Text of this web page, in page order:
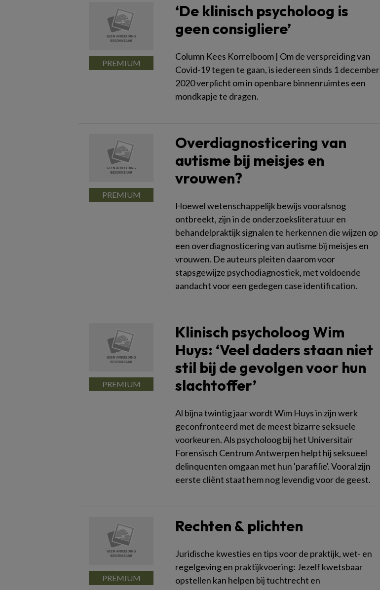
‘De klinisch psycholoog is
geen consigliere’
Column Kees Korrelboom | Om de verspreiding van
Covid-19 tegen te gaan, is iedereen sinds 1 december
2020 verplicht om in openbare binnenruimtes een
mondkapje te dragen.
Overdiagnosticering van
autisme bij meisjes en
vrouwen?
Hoewel wetenschappelijk bewijs vooralsnog
ontbreekt, zijn in de onderzoeksliteratuur en
behandelpraktijk signalen te herkennen die wijzen op
een overdiagnosticering van autisme bij meisjes en
vrouwen. De auteurs pleiten daarom voor
stapsgewijze psychodiagnostiek, met voldoende
aandacht voor een gedegen case identification.
Klinisch psycholoog Wim
Huys: ‘Veel daders staan niet
stil bij de gevolgen voor hun
slachtoffer’
Al bijna twintig jaar wordt Wim Huys in zijn werk
geconfronteerd met de meest bizarre seksuele
voorkeuren. Als psycholoog bij het Universitair
Forensisch Centrum Antwerpen helpt hij seksueel
delinquenten omgaan met hun 'parafilie'. Vooral zijn
eerste cliënt staat hem nog levendig voor de geest.
Rechten & plichten
Juridische kwesties en tips voor de praktijk, wet- en
regelgeving en praktijkvoering: Jezelf kwetsbaar
opstellen kan helpen bij tuchtrecht en